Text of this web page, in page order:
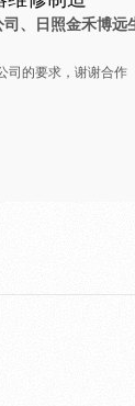
、日照金禾博远
司的要求，谢谢合作